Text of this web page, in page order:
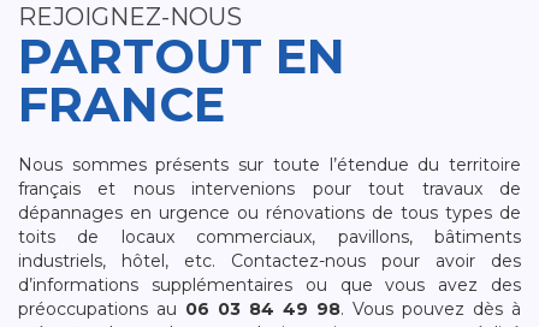
REJOIGNEZ-NOUS
PARTOUT EN
FRANCE
Nous sommes présents sur toute l’étendue du territoire
français et nous intervenions pour tout travaux de
dépannages en urgence ou rénovations de tous types de
toits de locaux commerciaux, pavillons, bâtiments
industriels, hôtel, etc. Contactez-nous pour avoir des
d’informations supplémentaires ou que vous avez des
préoccupations au 06 03 84 49 98. Vous pouvez dès à